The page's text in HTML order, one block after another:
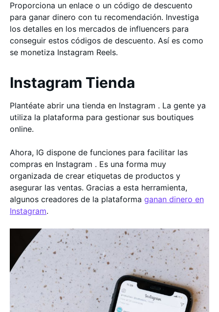
Proporciona un enlace o un código de descuento
para ganar dinero con tu recomendación. Investiga
los detalles en los mercados de influencers para
conseguir estos códigos de descuento. Así es como
se monetiza Instagram Reels.
Instagram Tienda
Plantéate abrir una tienda en Instagram . La gente ya
utiliza la plataforma para gestionar sus boutiques
online.
Ahora, IG dispone de funciones para facilitar las
compras en Instagram . Es una forma muy
organizada de crear etiquetas de productos y
asegurar las ventas. Gracias a esta herramienta,
algunos creadores de la plataforma ganan dinero en
Instagram.